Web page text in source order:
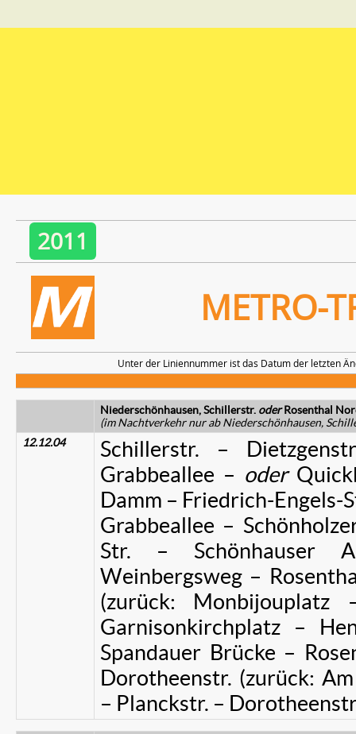
2011
METRO-
Unter der Liniennummer ist das Datum der letzten
Niederschönhausen, Schillerstr. oderRosenthal
(im Nachtverkehr nur ab Niederschönhausen,
12.12.04
Schillerstr. –
Grabbeallee – oder
Damm – Friedrich-Engels-
Grabbeallee –
Str. – Schönhauser
Weinbergsweg –
(zurück: Monbijouplatz
Garnisonkirchplatz –
Spandauer Brücke –
Dorotheenstr. (zurück:
– Planckstr. –